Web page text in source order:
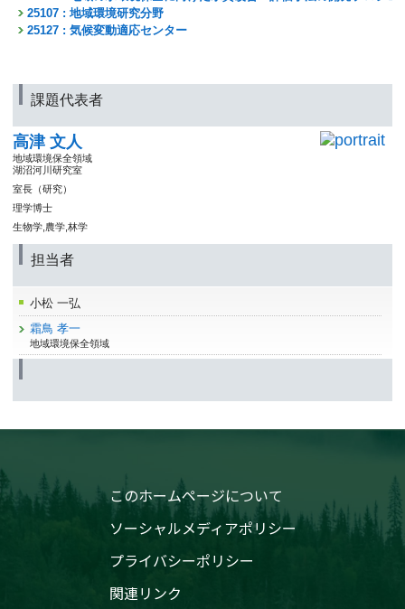
25107 : 地域環境研究分野
25127 : 気候変動適応センター
課題代表者
高津 文人
地域環境保全領域
湖沼河川研究室
室長（研究）
理学博士
生物学,農学,林学
担当者
小松 一弘
霜鳥 孝一
地域環境保全領域
このホームページについて
ソーシャルメディアポリシー
プライバシーポリシー
関連リンク